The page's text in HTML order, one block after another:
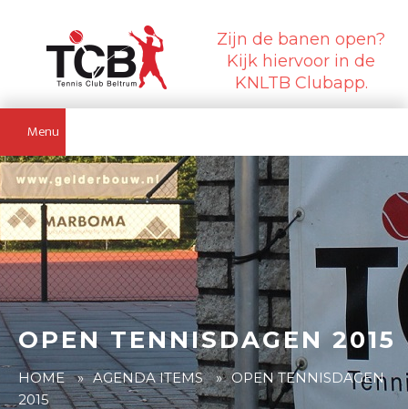
Zijn de banen open?
Kijk hiervoor in de
KNLTB Clubapp.
Menu
HOME » AGENDA ITEMS » OPEN TENNISDAGEN
2015
OPEN TENNISDAGEN 2015